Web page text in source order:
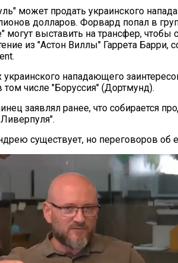
может продать украинского
долларов. Форвард попал в
могут выставить на трансфер, чтобы
из "Астон Виллы" Гаррета Барри,
украинского нападающего
том числе "Боруссия" (Дортмунд).
заявлял ранее, что собирается
существует, но переговоров